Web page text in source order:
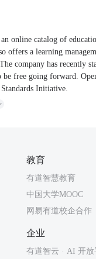
online catalog of
offers a learning
company has recently
be free going forward.
Initiative.
教育
有道智慧教育
中国大学MOOC
网易有道校企合作
企业
有道智云 · AI 开放